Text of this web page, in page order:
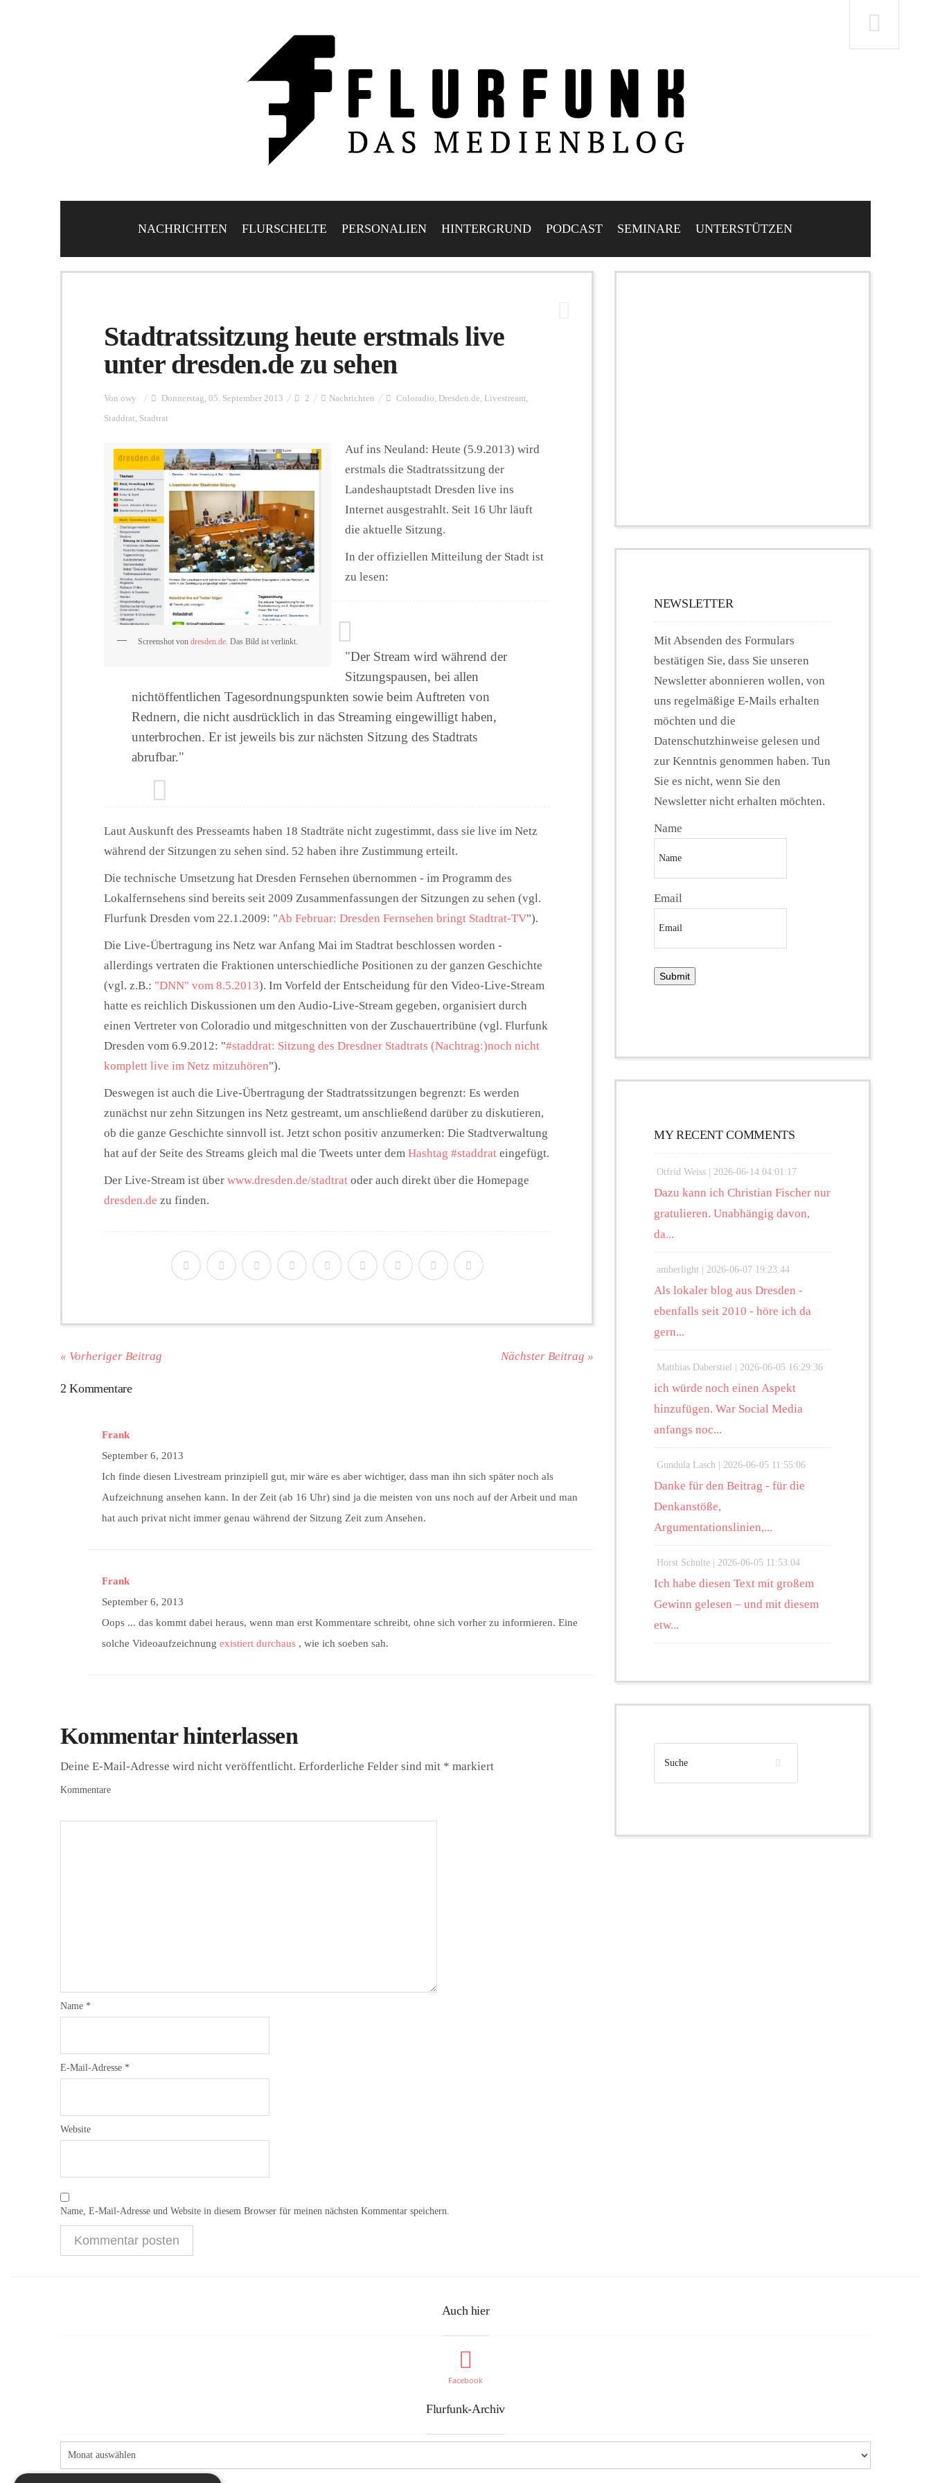
NACHRICHTEN FLURSCHELTE PERSONALIEN HINTERGRUND PODCAST SEMINARE UNTERSTÜTZEN
Stadtratssitzung heute erstmals live
unter dresden.de zu sehen
Von owy Donnerstag, 05. September 2013 2 Nachrichten Coloradio, Dresden.de, Livestream,
Staddrat, Stadtrat
Screenshot von dresden.de. Das Bild ist verlinkt.
Auf ins Neuland: Heute (5.9.2013) wird
erstmals die Stadtratssitzung der
Landeshauptstadt Dresden live ins
Internet ausgestrahlt. Seit 16 Uhr läuft
die aktuelle Sitzung.
In der offiziellen Mitteilung der Stadt ist
zu lesen:
"Der Stream wird während der
Sitzungspausen, bei allen
nichtöffentlichen Tagesordnungspunkten sowie beim Auftreten von
Rednern, die nicht ausdrücklich in das Streaming eingewilligt haben,
unterbrochen. Er ist jeweils bis zur nächsten Sitzung des Stadtrats
abrufbar."
Laut Auskunft des Presseamts haben 18 Stadträte nicht zugestimmt, dass sie live im Netz
während der Sitzungen zu sehen sind. 52 haben ihre Zustimmung erteilt.
Die technische Umsetzung hat Dresden Fernsehen übernommen - im Programm des
Lokalfernsehens sind bereits seit 2009 Zusammenfassungen der Sitzungen zu sehen (vgl.
Flurfunk Dresden vom 22.1.2009: "Ab Februar: Dresden Fernsehen bringt Stadtrat-TV").
Die Live-Übertragung ins Netz war Anfang Mai im Stadtrat beschlossen worden -
allerdings vertraten die Fraktionen unterschiedliche Positionen zu der ganzen Geschichte
(vgl. z.B.: "DNN" vom 8.5.2013). Im Vorfeld der Entscheidung für den Video-Live-Stream
hatte es reichlich Diskussionen um den Audio-Live-Stream gegeben, organisiert durch
einen Vertreter von Coloradio und mitgeschnitten von der Zuschauertribüne (vgl. Flurfunk
Dresden vom 6.9.2012: "#staddrat: Sitzung des Dresdner Stadtrats (Nachtrag:)noch nicht
komplett live im Netz mitzuhören").
Deswegen ist auch die Live-Übertragung der Stadtratssitzungen begrenzt: Es werden
zunächst nur zehn Sitzungen ins Netz gestreamt, um anschließend darüber zu diskutieren,
ob die ganze Geschichte sinnvoll ist. Jetzt schon positiv anzumerken: Die Stadtverwaltung
hat auf der Seite des Streams gleich mal die Tweets unter dem Hashtag #staddrat eingefügt.
Der Live-Stream ist über www.dresden.de/stadtrat oder auch direkt über die Homepage
dresden.de zu finden.
« Vorheriger Beitrag Nächster Beitrag »
2 Kommentare
Frank
September 6, 2013
Ich finde diesen Livestream prinzipiell gut, mir wäre es aber wichtiger, dass man ihn sich später noch als
Aufzeichnung ansehen kann. In der Zeit (ab 16 Uhr) sind ja die meisten von uns noch auf der Arbeit und man
hat auch privat nicht immer genau während der Sitzung Zeit zum Ansehen.
Frank
September 6, 2013
Oops ... das kommt dabei heraus, wenn man erst Kommentare schreibt, ohne sich vorher zu informieren. Eine
solche Videoaufzeichnung existiert durchaus , wie ich soeben sah.
Kommentar hinterlassen
Deine E-Mail-Adresse wird nicht veröffentlicht. Erforderliche Felder sind mit * markiert
Kommentare
Name *
E-Mail-Adresse *
Website
Name, E-Mail-Adresse und Website in diesem Browser für meinen nächsten Kommentar speichern.
NEWSLETTER
Mit Absenden des Formulars
bestätigen Sie, dass Sie unseren
Newsletter abonnieren wollen, von
uns regelmäßige E-Mails erhalten
möchten und die
Datenschutzhinweise gelesen und
zur Kenntnis genommen haben. Tun
Sie es nicht, wenn Sie den
Newsletter nicht erhalten möchten.
Name
Email
MY RECENT COMMENTS
Otfrid Weiss | 2026-06-14 04:01:17
Dazu kann ich Christian Fischer nur
gratulieren. Unabhängig davon,
da...
amberlight | 2026-06-07 19:23:44
Als lokaler blog aus Dresden -
ebenfalls seit 2010 - höre ich da
gern...
Matthias Daberstiel | 2026-06-05 16:29:36
ich würde noch einen Aspekt
hinzufügen. War Social Media
anfangs noc...
Gundula Lasch | 2026-06-05 11:55:06
Danke für den Beitrag - für die
Denkanstöße,
Argumentationslinien,...
Horst Schulte | 2026-06-05 11:53:04
Ich habe diesen Text mit großem
Gewinn gelesen – und mit diesem
etw...
Auch hier
Facebook
Flurfunk-Archiv